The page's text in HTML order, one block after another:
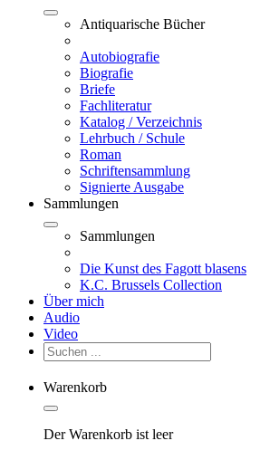
Antiquarische Bücher
Autobiografie
Biografie
Briefe
Fachliteratur
Katalog / Verzeichnis
Lehrbuch / Schule
Roman
Schriftensammlung
Signierte Ausgabe
Sammlungen
Sammlungen
Die Kunst des Fagott blasens
K.C. Brussels Collection
Über mich
Audio
Video
Warenkorb
Der Warenkorb ist leer